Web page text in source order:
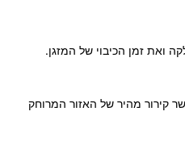
ואת זמן הכיבוי של המזגן.
קירור מהיר של האזור המרוחק